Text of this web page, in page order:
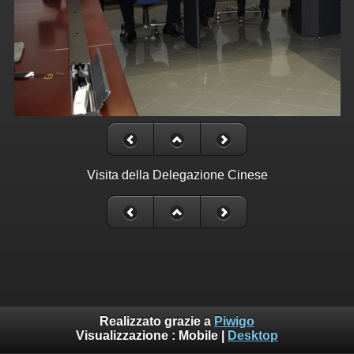
Visita della Delegazione Cinese
Realizzato grazie a Piwigo
Visualizzazione : Mobile Desktop